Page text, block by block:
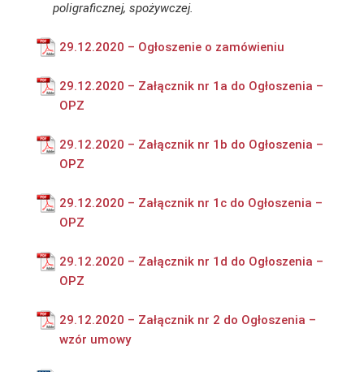
poligraficznej, spożywczej.
29.12.2020 – Ogłoszenie o zamówieniu
29.12.2020 – Załącznik nr 1a do Ogłoszenia –
OPZ
29.12.2020 – Załącznik nr 1b do Ogłoszenia –
OPZ
29.12.2020 – Załącznik nr 1c do Ogłoszenia –
OPZ
29.12.2020 – Załącznik nr 1d do Ogłoszenia –
OPZ
29.12.2020 – Załącznik nr 2 do Ogłoszenia –
wzór umowy